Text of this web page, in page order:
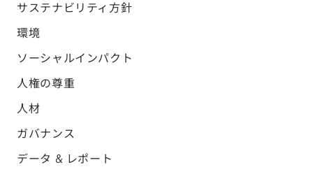
サステナビリティ方針
環境
ソーシャルインパクト
人権の尊重
人材
ガバナンス
データ & レポート